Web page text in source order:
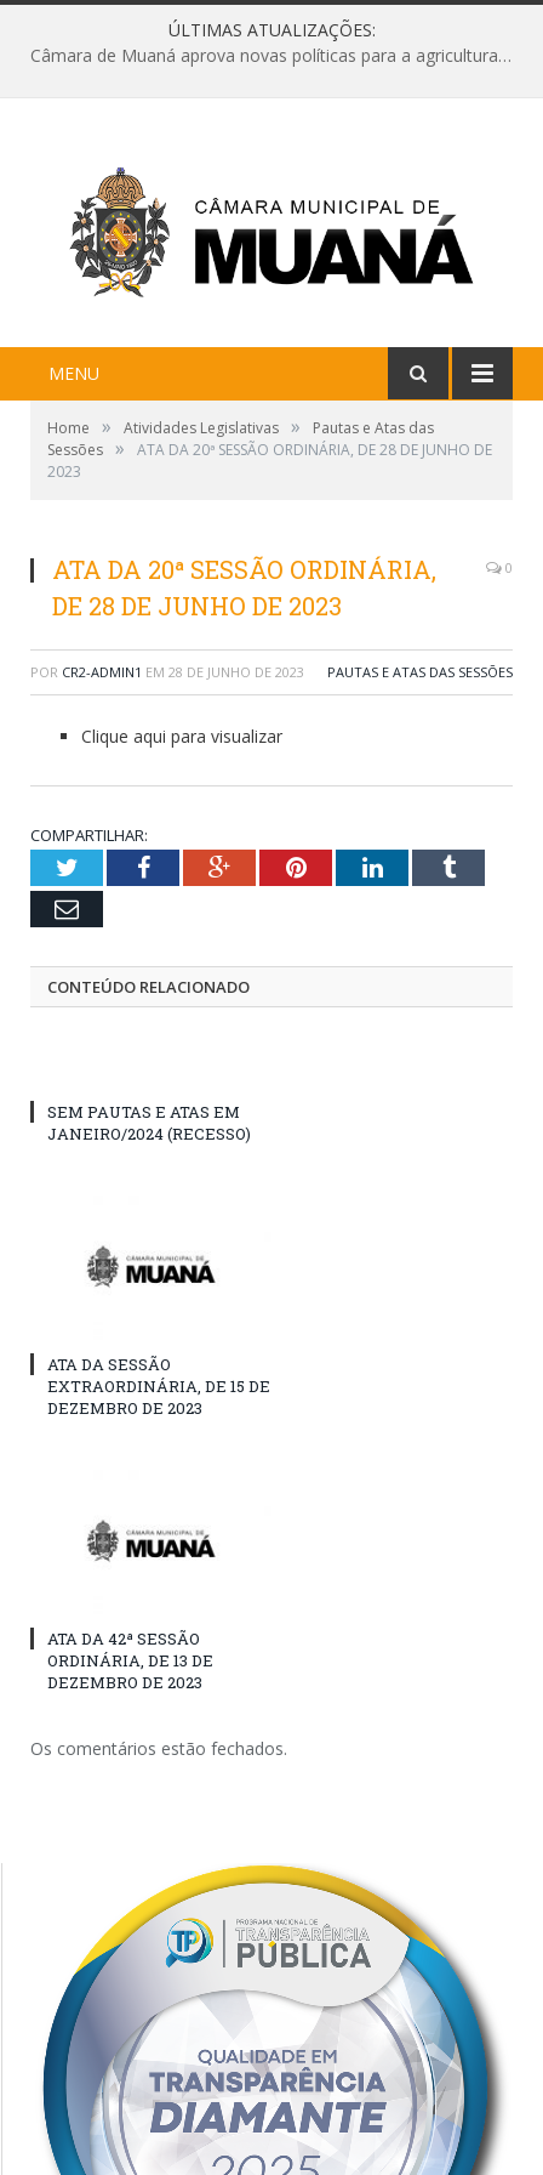
ÚLTIMAS ATUALIZAÇÕES:
Câmara de Muaná aprova novas políticas para a agricultura e solicita reforma da Ponte do Reduto
MENU
Home » Atividades Legislativas »
Pautas e Atas das
Sessões »
ATA DA 20ª SESSÃO ORDINÁRIA, DE 28 DE JUNHO DE
2023
ATA DA 20ª SESSÃO ORDINÁRIA,
DE 28 DE JUNHO DE 2023
0
POR CR2-ADMIN1 EM 28 DE JUNHO DE 2023 PAUTAS E ATAS DAS SESSÕES
Clique aqui para visualizar
COMPARTILHAR:
TwitterFacebookGoogle+PinterestLinkedInTumblr
Email
CONTEÚDO RELACIONADO
SEM PAUTAS E ATAS EM
JANEIRO/2024 (RECESSO)
ATA DA SESSÃO
EXTRAORDINÁRIA, DE 15 DE
DEZEMBRO DE 2023
ATA DA 42ª SESSÃO
ORDINÁRIA, DE 13 DE
DEZEMBRO DE 2023
Os comentários estão fechados.